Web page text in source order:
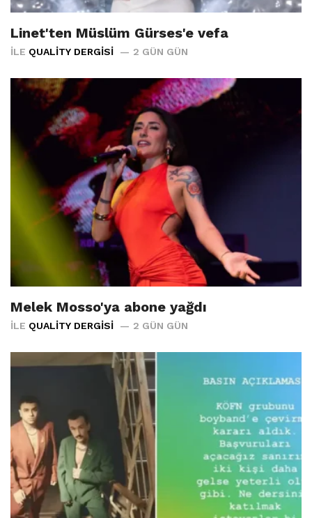
Linet'ten Müslüm Gürses'e vefa
İLE QUALITY DERGISI 2 GÜN GÜN
Melek Mosso'ya abone yağdı
İLE QUALITY DERGISI 2 GÜN GÜN